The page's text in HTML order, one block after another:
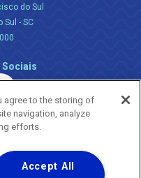
do Sul
Sul - SC
Sociais
agree to the storing of
navigation, analyze
efforts.
Accept All